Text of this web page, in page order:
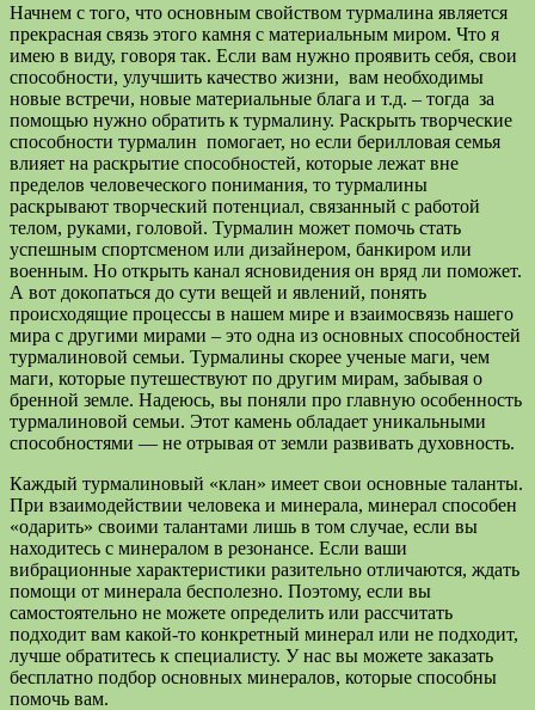
Начнем с того, что основным свойством турмалина является
прекрасная связь этого камня с материальным миром. Что я
имею в виду, говоря так. Если вам нужно проявить себя, свои
способности, улучшить качество жизни, вам необходимы
новые встречи, новые материальные блага и т.д. – тогда за
помощью нужно обратить к турмалину. Раскрыть творческие
способности турмалин помогает, но если берилловая семья
влияет на раскрытие способностей, которые лежат вне
пределов человеческого понимания, то турмалины
раскрывают творческий потенциал, связанный с работой
телом, руками, головой. Турмалин может помочь стать
успешным спортсменом или дизайнером, банкиром или
военным. Но открыть канал ясновидения он вряд ли поможет.
А вот докопаться до сути вещей и явлений, понять
происходящие процессы в нашем мире и взаимосвязь нашего
мира с другими мирами – это одна из основных способностей
турмалиновой семьи. Турмалины скорее ученые маги, чем
маги, которые путешествуют по другим мирам, забывая о
бренной земле. Надеюсь, вы поняли про главную особенность
турмалиновой семьи. Этот камень обладает уникальными
способностями — не отрывая от земли развивать духовность.
Каждый турмалиновый «клан» имеет свои основные таланты.
При взаимодействии человека и минерала, минерал способен
«одарить» своими талантами лишь в том случае, если вы
находитесь с минералом в резонансе. Если ваши
вибрационные характеристики разительно отличаются, ждать
помощи от минерала бесполезно. Поэтому, если вы
самостоятельно не можете определить или рассчитать
подходит вам какой-то конкретный минерал или не подходит,
лучше обратитесь к специалисту. У нас вы можете заказать
бесплатно подбор основных минералов, которые способны
помочь вам.